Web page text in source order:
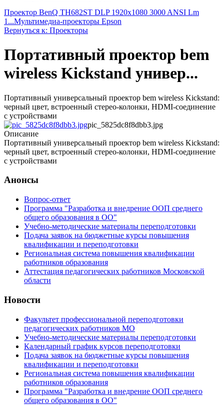
Проектор BenQ TH682ST DLP 1920x1080 3000 ANSI Lm
1...Мультимедиа-проекторы Epson
Вернуться к: Проекторы
Портативный проектор bem
wireless Kickstand универ...
Портативный универсальный проектор bem wireless Kickstand:
черный цвет, встроенный стерео-колонки, HDMI-соединение
с устройствами
pic_5825dc8f8dbb3.jpg
Описание
Портативный универсальный проектор bem wireless Kickstand:
черный цвет, встроенный стерео-колонки, HDMI-соединение
с устройствами
Анонсы
Вопрос-ответ
Программа "Разработка и внедрение ООП среднего
общего образования в ОО"
Учебно-методические материалы переподготовки
Подача заявок на бюджетные курсы повышения
квалификации и переподготовки
Региональная система повышения квалификации
работников образования
Аттестация педагогических работников Московской
области
Новости
Факультет профессиональной переподготовки
педагогических работников МО
Учебно-методические материалы переподготовки
Календарный график курсов переподготовки
Подача заявок на бюджетные курсы повышения
квалификации и переподготовки
Региональная система повышения квалификации
работников образования
Программа "Разработка и внедрение ООП среднего
общего образования в ОО"